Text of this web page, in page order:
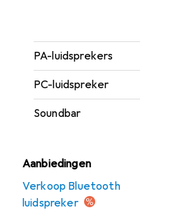
PA-luidsprekers
PC-luidspreker
Soundbar
Aanbiedingen
Verkoop Bluetooth
luidspreker